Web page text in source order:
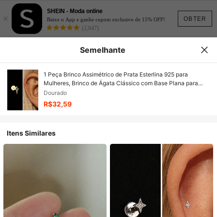
OBTER
×
SHEIN - Moda online
Baixe o App e ganhe cupom exclusivo de 15% OFF!
(2,847)
Semelhante
1 Peça Brinco Assimétrico de Prata Esterlina 925 para
Mulheres, Brinco de Ágata Clássico com Base Plana para
Hélice e Cartilagem, para Uso Diário, Casamento, Noivado,
Joia Fina
Dourado
R$32,59
Itens Similares